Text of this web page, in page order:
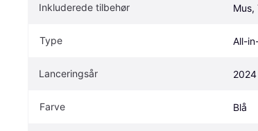
Inkluderede tilbehør Mus,
Type All-
Lanceringsår 2024
Farve Blå